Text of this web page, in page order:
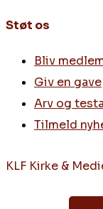
Støt os
Bliv
Giv en gave
Arv og
Tilmeld
KLF Kirke &